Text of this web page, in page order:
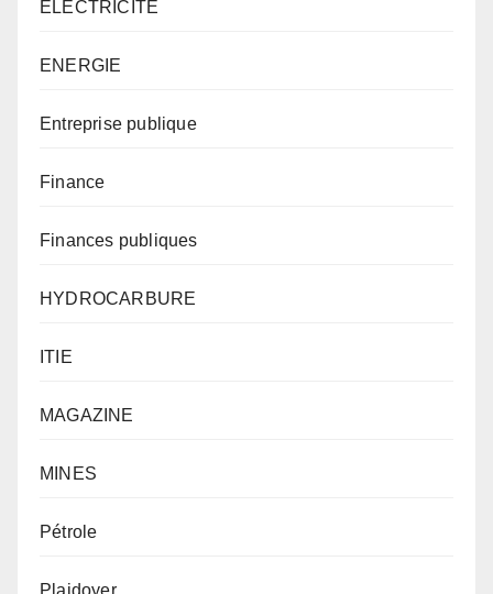
ELECTRICITE
ENERGIE
Entreprise publique
Finance
Finances publiques
HYDROCARBURE
ITIE
MAGAZINE
MINES
Pétrole
Plaidoyer